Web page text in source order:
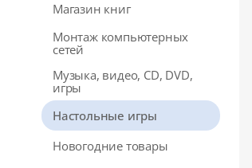
Магазин книг
Монтаж компьютерных
сетей
Музыка, видео, CD, DVD,
игры
Настольные игры
Новогодние товары